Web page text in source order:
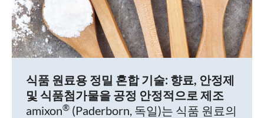
식품 원료용 정밀 혼합 기술: 향료, 안정제
및 식품첨가물을 공정 안정적으로 제조
amixon® (Paderborn, 독일)는 식품 원료의